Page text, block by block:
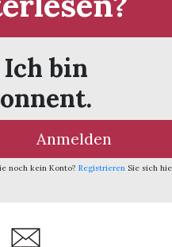
Ich bin
Anmelden
noch kein Konto? Registrieren Sie sich
Share